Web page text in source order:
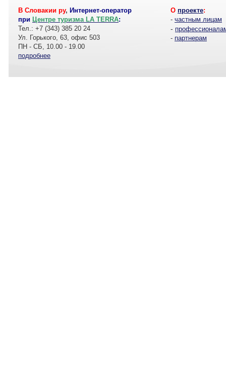
В Словакии ру, Интернет-оператор
при Центре туризма LA TERRA:
Тел.: +7 (343) 385 20 24
Ул. Горького, 63, офис 503
ПН - СБ, 10.00 - 19.00
подробнее
О проекте:
- частным лицам
-
- партнерам